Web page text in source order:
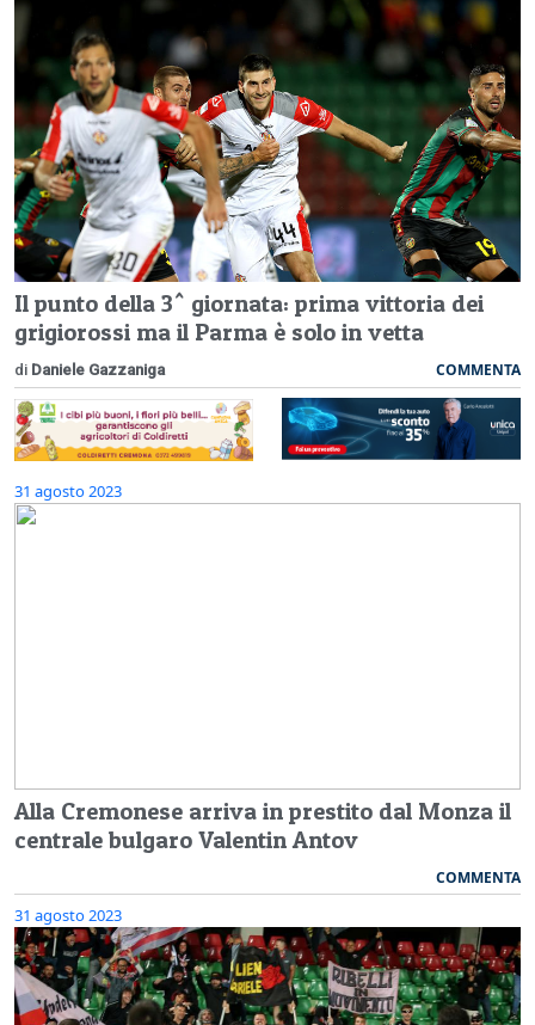
Il punto della 3^ giornata: prima vittoria dei
grigiorossi ma il Parma è solo in vetta
di Daniele Gazzaniga COMMENTA
31 agosto 2023
Alla Cremonese arriva in prestito dal Monza il
centrale bulgaro Valentin Antov
COMMENTA
31 agosto 2023